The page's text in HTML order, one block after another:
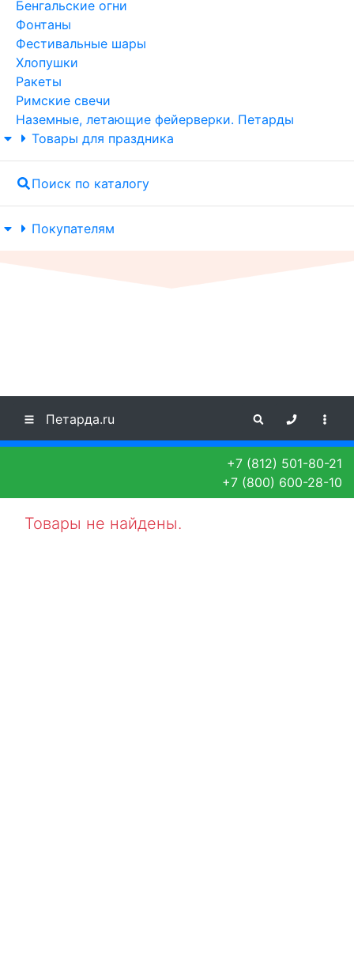
Бенгальские огни
Фонтаны
Фестивальные шары
Хлопушки
Ракеты
Римские свечи
Наземные, летающие фейерверки. Петарды
Товары для праздника
Поиск по каталогу
Покупателям
Петарда.ru
+7 (812) 501-80-21
+7 (800) 600-28-10
Товары не найдены.